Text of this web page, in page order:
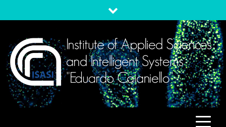
to
ISASIInstitute of Applied Sciences and Intelligent Systems
"Eduardo Caianiello"